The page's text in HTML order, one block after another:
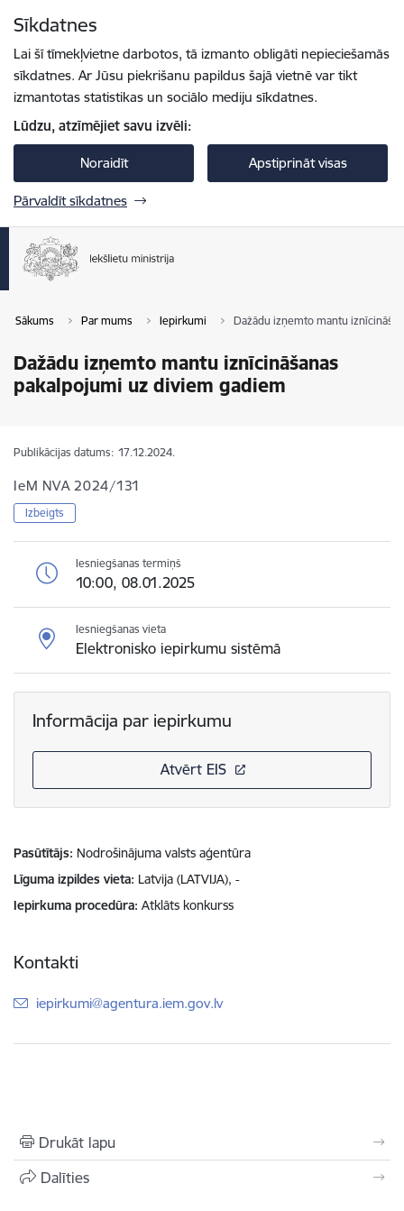
Sīkdatnes
Lai šī tīmekļvietne darbotos, tā izmanto obligāti nepieciešamās
sīkdatnes. Ar Jūsu piekrišanu papildus šajā vietnē var tikt
izmantotas statistikas un sociālo mediju sīkdatnes.
Lūdzu, atzīmējiet savu izvēli:
Noraidīt Apstiprināt visas
Pārvaldīt sīkdatnes
Sākums Par mums Iepirkumi Dažādu izņemto mantu
Dažādu izņemto mantu iznīcināšanas
pakalpojumi uz diviem gadiem
Publikācijas datums: 17.12.2024.
IeM NVA 2024/131
Izbeigts
Iesniegšanas termiņš
10:00, 08.01.2025
Iesniegšanas vieta
Elektronisko iepirkumu sistēmā
Informācija par iepirkumu
Atvērt EIS
Pasūtītājs Nodrošinājuma valsts aģentūra
Līguma izpildes vieta Latvija (LATVIJA), -
Iepirkuma procedūra Atklāts konkurss
Kontakti
E-pasts:
iepirkumi@agentura.iem.gov.lv
Drukāt lapu
Dalīties